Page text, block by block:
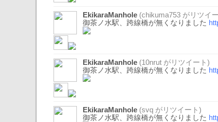
EkikaraManhole (chikuma753 がリツイ
御茶ノ水駅、跨線橋が無くなりました
EkikaraManhole (10nrut がリツイート)
御茶ノ水駅、跨線橋が無くなりました
EkikaraManhole (svq がリツイート)
御茶ノ水駅、跨線橋が無くなりました